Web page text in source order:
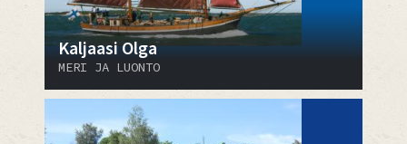
Kaljaasi Olga
MERI JA LUONTO